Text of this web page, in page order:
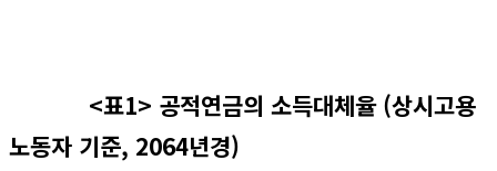
<표1> 공적연금의 소득대체율 (상시고용
노동자 기준, 2064년경)